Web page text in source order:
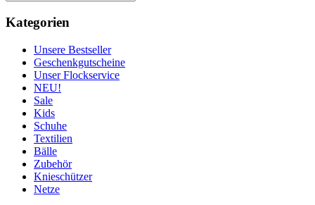
Kategorien
Unsere Bestseller
Geschenkgutscheine
Unser Flockservice
NEU!
Sale
Kids
Schuhe
Textilien
Bälle
Zubehör
Knieschützer
Netze